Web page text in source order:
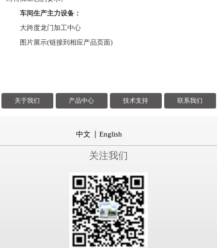
车间生产主力设备：
大跨度龙门加工中心
图片展示(链接到相应产品页面)
关于我们 产品中心 技术支持 联系我们
中文 English
关注我们